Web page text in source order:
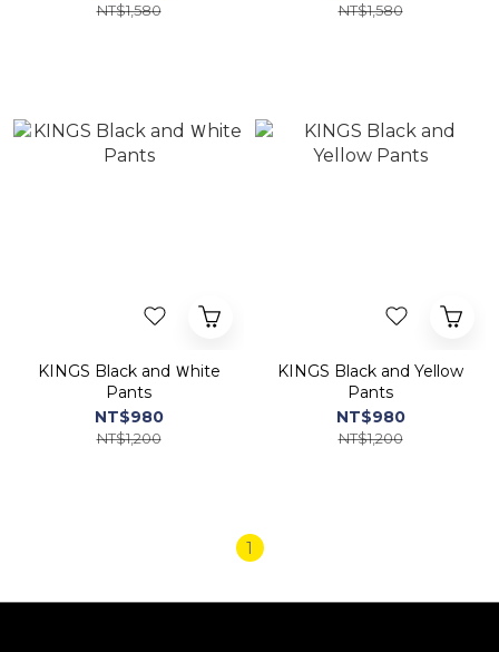
NT$1,580 NT$1,580
KINGS Black and Ｗhite
Pants
NT$980
NT$1,200
KINGS Black and Yellow
Pants
NT$980
NT$1,200
1